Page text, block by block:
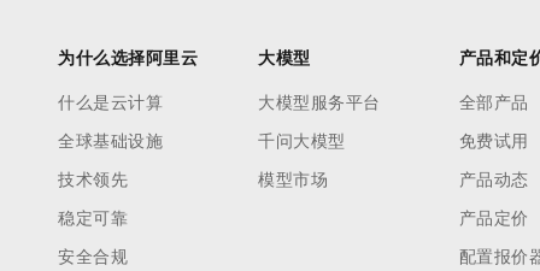
为什么选择阿里云
什么是云计算
全球基础设施
技术领先
稳定可靠
安全合规
大模型
大模型服务平台
千问大模型
模型市场
产品和定
全部产品
免费试用
产品动态
产品定价
配置报价